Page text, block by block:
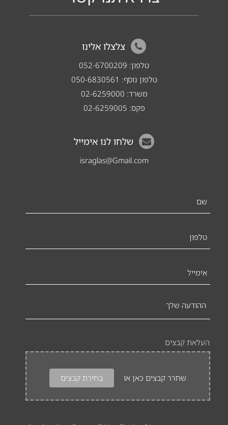
צלצלו אלינו
טלפון: 052-6700209
טלפון נוסף: 050-6830561
משרד: 02-6259000
פקס: 02-6259005
שלחו לנו אימייל
israglas@Gmail.com
העלאת קבצים
שחרר קבצים כאן או בחירת קבצים